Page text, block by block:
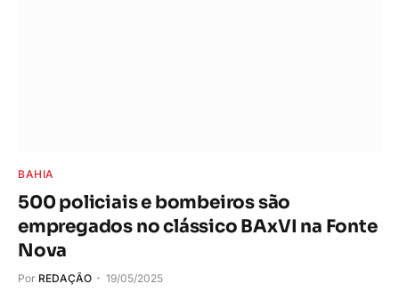
BAHIA
500 policiais e bombeiros são
empregados no clássico BAxVI na Fonte
Nova
Por REDAÇÃO 19/05/2025